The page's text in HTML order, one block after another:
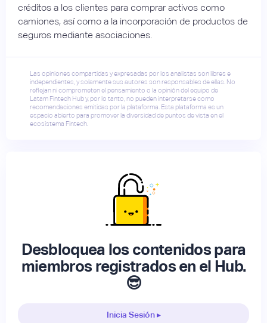
créditos a los clientes para comprar activos como
camiones, así como a la incorporación de productos de
seguros mediante asociaciones.
Las opiniones compartidas y expresadas por los analistas son libres e
independientes, y solamente sus autores son responsables de ellas. No
reflejan ni comprometen el pensamiento o la opinión del equipo de
Latam Fintech Hub y, por lo tanto, no pueden interpretarse como
recomendaciones emitidas por la plataforma. Esta plataforma es un
espacio abierto para promover la diversidad de puntos de vista en el
ecosistema Fintech.
Desbloquea los contenidos para
miembros registrados en el Hub.
😎
Inicia Sesión ▸